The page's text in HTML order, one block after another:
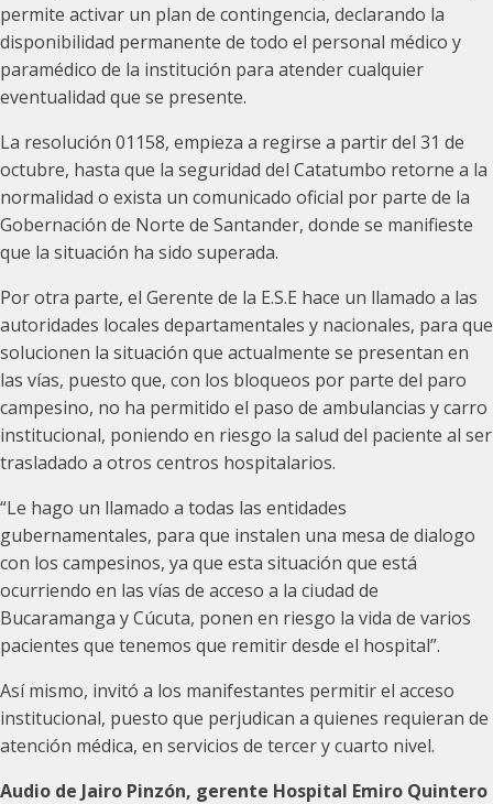
permite activar un plan de contingencia, declarando la
disponibilidad permanente de todo el personal médico y
paramédico de la institución para atender cualquier
eventualidad que se presente.
La resolución 01158, empieza a regirse a partir del 31 de
octubre, hasta que la seguridad del Catatumbo retorne a la
normalidad o exista un comunicado oficial por parte de la
Gobernación de Norte de Santander, donde se manifieste
que la situación ha sido superada.
Por otra parte, el Gerente de la E.S.E hace un llamado a las
autoridades locales departamentales y nacionales, para que
solucionen la situación que actualmente se presentan en
las vías, puesto que, con los bloqueos por parte del paro
campesino, no ha permitido el paso de ambulancias y carro
institucional, poniendo en riesgo la salud del paciente al ser
trasladado a otros centros hospitalarios.
“Le hago un llamado a todas las entidades
gubernamentales, para que instalen una mesa de dialogo
con los campesinos, ya que esta situación que está
ocurriendo en las vías de acceso a la ciudad de
Bucaramanga y Cúcuta, ponen en riesgo la vida de varios
pacientes que tenemos que remitir desde el hospital”.
Así mismo, invitó a los manifestantes permitir el acceso
institucional, puesto que perjudican a quienes requieran de
atención médica, en servicios de tercer y cuarto nivel.
Audio de Jairo Pinzón, gerente Hospital Emiro Quintero